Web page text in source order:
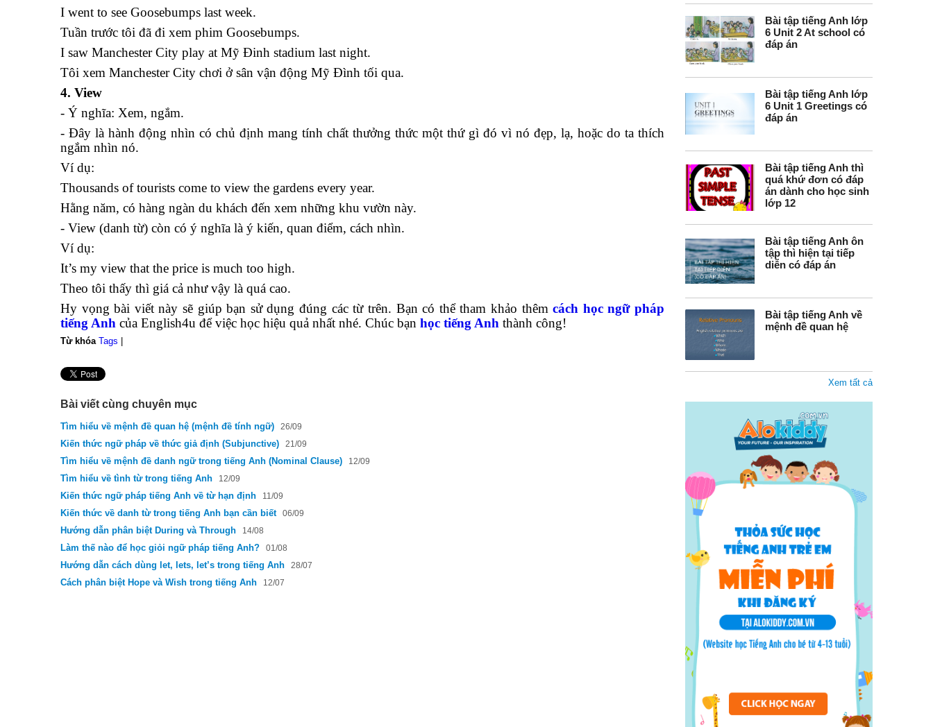
Bài tập tiếng Anh lớp
6 Unit 2 At school có
đáp án
Bài tập tiếng Anh lớp
6 Unit 1 Greetings có
đáp án
Bài tập tiếng Anh thì
quá khứ đơn có đáp
án dành cho học sinh
lớp 12
Bài tập tiếng Anh ôn
tập thì hiện tại tiếp
diễn có đáp án
Bài tập tiếng Anh về
mệnh đề quan hệ
Xem tất cả
I went to see Goosebumps last week.
Tuần trước tôi đã đi xem phim Goosebumps.
I saw Manchester City play at Mỹ Đinh stadium last night.
Tôi xem Manchester City chơi ở sân vận động Mỹ Đình tối qua.
4. View
- Ý nghĩa: Xem, ngắm.
- Đây là hành động nhìn có chủ định mang tính chất thưởng thức một thứ gì đó vì nó đẹp, lạ, hoặc do ta thích
ngắm nhìn nó.
Ví dụ:
Thousands of tourists come to view the gardens every year.
Hằng năm, có hàng ngàn du khách đến xem những khu vườn này.
- View (danh từ) còn có ý nghĩa là ý kiến, quan điểm, cách nhìn.
Ví dụ:
It’s my view that the ​price is much too high.
Theo tôi thấy thì giá cả như vậy là quá cao.
Hy vọng bài viết này sẽ giúp bạn sử dụng đúng các từ trên. Bạn có thể tham khảo thêmcách học ngữ pháp
tiếng Anh của English4u để việc học hiệu quả nhất nhé. Chúc bạn học tiếng Anh thành công!
Từ khóa Tags
Bài viết cùng chuyên mục
Tìm hiểu về mệnh đề quan hệ (mệnh đề tính ngữ) 26/09
Kiến thức ngữ pháp về thức giả định (Subjunctive) 21/09
Tìm hiểu về mệnh đề danh ngữ trong tiếng Anh (Nominal Clause) 12/09
Tìm hiểu về tình từ trong tiếng Anh 12/09
Kiến thức ngữ pháp tiếng Anh về từ hạn định 11/09
Kiến thức về danh từ trong tiếng Anh bạn cần biết 06/09
Hướng dẫn phân biệt During và Through 14/08
Làm thế nào để học giỏi ngữ pháp tiếng Anh? 01/08
Hướng dẫn cách dùng let, lets, let’s trong tiếng Anh 28/07
Cách phân biệt Hope và Wish trong tiếng Anh 12/07